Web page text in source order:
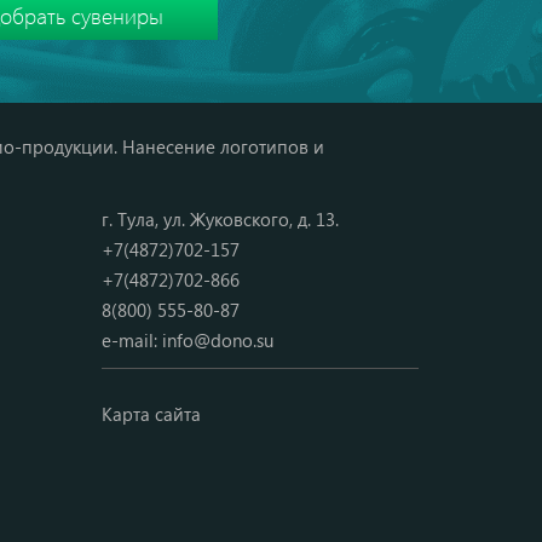
продукции. Нанесение логотипов и
г. Тула, ул. Жуковского, д. 13.
+7(4872)702-157
+7(4872)702-866
8(800) 555-80-87
e-mail: info@dono.su
Карта сайта